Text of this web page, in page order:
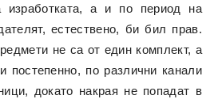
изработката, а и по период на
естествено, би бил прав.
не са от един комплект, а
постепенно, по различни канали
докато накрая не попадат в